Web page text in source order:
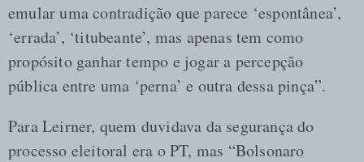
emular uma contradição que parece ‘espontânea’,
‘errada’, ‘titubeante’, mas apenas tem como
propósito ganhar tempo e jogar a percepção
pública entre uma ‘perna’ e outra dessa pinça”.
Para Leirner, quem duvidava da segurança do
processo eleitoral era o PT, mas “Bolsonaro